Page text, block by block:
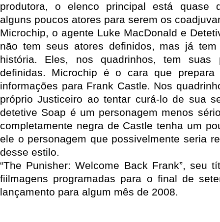
produtora, o elenco principal está quase
alguns poucos atores para serem os
Microchip, o agente Luke MacDonald e
não tem seus atores definidos, mas já
história. Eles, nos quadrinhos, tem suas
definidas. Microchip é o cara que
informações para Frank Castle. Nos
próprio Justiceiro ao tentar curá-lo de sua
detetive Soap é um personagem menos
completamente negra de Castle tenha um
ele o personagem que possivelmente seria
desse estilo.
“The Punisher: Welcome Back Frank”, seu
fiilmagens programadas para o final de
lançamento para algum mês de 2008.